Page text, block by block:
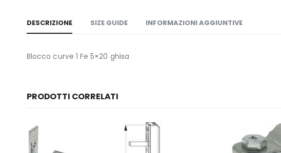
DESCRIZIONE SIZE GUIDE INFORMAZIONI AGGIUNTIVE
Blocco curve 1 Fe 5×20 ghisa
PRODOTTI CORRELATI